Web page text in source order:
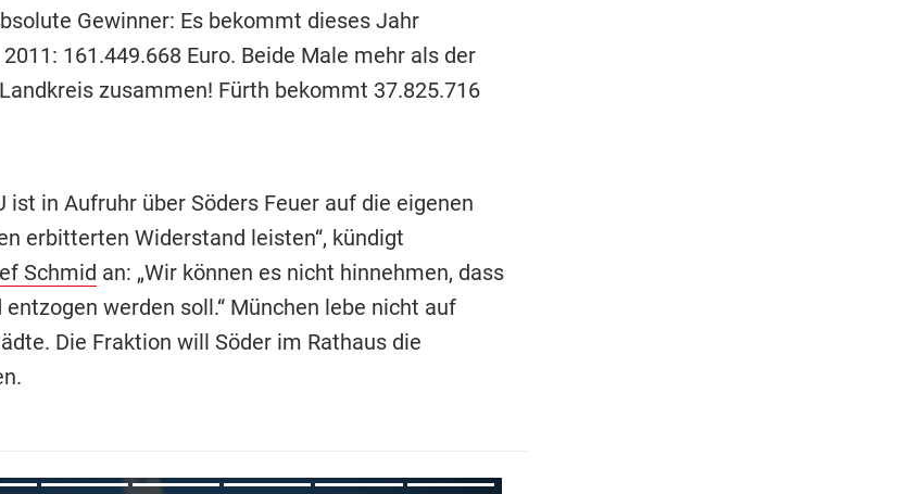
Gewinner: Es bekommt dieses Jahr
161.449.668 Euro. Beide Male mehr als der
zusammen! Fürth bekommt 37.825.716
ist in Aufruhr über Söders Feuer auf die eigenen
erbitterten Widerstand leisten“, kündigt
Schmid an: „Wir können es nicht hinnehmen, dass
entzogen werden soll.“ München lebe nicht auf
Die Fraktion will Söder im Rathaus die